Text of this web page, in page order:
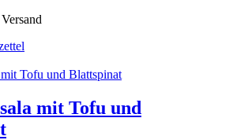
mit Tofu und